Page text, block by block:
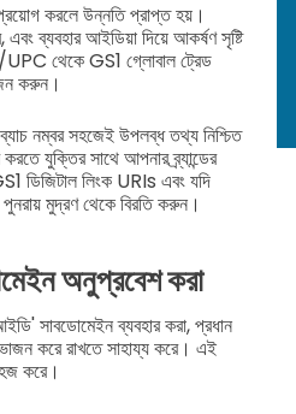
করলে উন্নতি প্রাপ্ত হয়।
ব্যবহার আইডিয়া দিয়ে আকর্ষণ সৃষ্টি
থেকে GS1 গ্লোবাল ট্রেড
করুন।
নম্বর সহজেই উপলব্ধ তথ্য নিশ্চিত
যুক্তির সাথে আপনার ব্র্যান্ডের
ডিজিটাল লিংক URIs এবং যদি
মুদ্রণ থেকে বিরতি করুন।
অনুপ্রবেশ করা
সাবডোমেইন ব্যবহার করা, প্রধান
করে রাখতে সাহায্য করে। এই
করে।